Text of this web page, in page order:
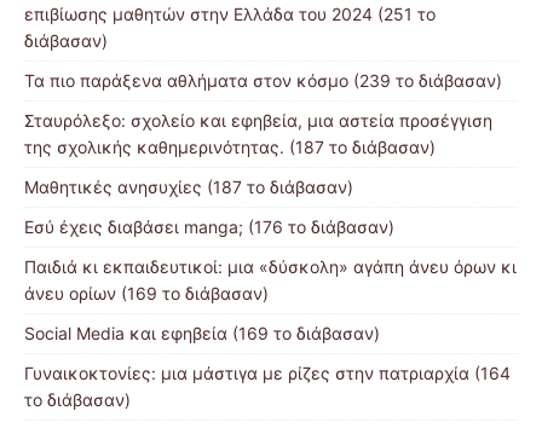
επιβίωσης μαθητών στην Ελλάδα του 2024 (251 το
διάβασαν)
Τα πιο παράξενα αθλήματα στον κόσμο (239 το διάβασαν)
Σταυρόλεξο: σχολείο και εφηβεία, μια αστεία προσέγγιση
της σχολικής καθημερινότητας. (187 το διάβασαν)
Μαθητικές ανησυχίες (187 το διάβασαν)
Εσύ έχεις διαβάσει manga; (176 το διάβασαν)
Παιδιά κι εκπαιδευτικοί: μια «δύσκολη» αγάπη άνευ όρων κι
άνευ ορίων (169 το διάβασαν)
Social Media και εφηβεία (169 το διάβασαν)
Γυναικοκτονίες: μια μάστιγα με ρίζες στην πατριαρχία (164
το διάβασαν)